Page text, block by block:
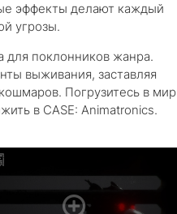
эффекты делают каждый
угрозы.
для поклонников жанра.
выживания, заставляя
Погрузитесь в мир
в CASE: Animatronics.